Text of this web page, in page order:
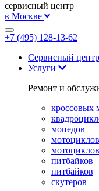
сервисный центр
в Москве
+7 (495) 128-13-62
Сервисный центр
Услуги
Ремонт и
кроссовых
мопедов
мотоциклов
мотоциклов
питбайков
питбайков
скутеров